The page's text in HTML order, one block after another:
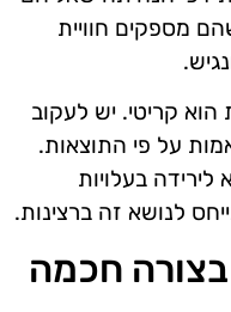
מספקים חוויית
קריטי. יש לעקוב
על פי התוצאות.
לירידה בעלויות
לנושא זה ברצינות.
בצורה חכמה